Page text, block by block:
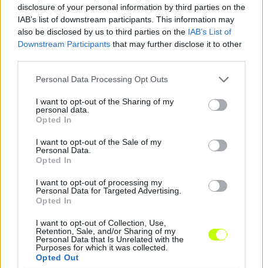
disclosure of your personal information by third parties on the
IAB’s list of downstream participants. This information may
also be disclosed by us to third parties on the IAB’s List of
Downstream Participants that may further disclose it to other
Please note that this website/app uses one or more Google
not limited to your visit or usage behaviour. You may click to
grant or deny consent to Google and its third-party tags to
use your data for below specified purposes in below Google
consent section.
Personal Data Processing Opt Outs
I want to opt-out of the Sharing of my
personal data.
Opted In
I want to opt-out of the Sale of my
Personal Data.
Opted In
I want to opt-out of processing my
Personal Data for Targeted Advertising.
Opted In
I want to opt-out of Collection, Use,
Retention, Sale, and/or Sharing of my
Personal Data that Is Unrelated with the
Purposes for which it was collected.
Opted Out
3-1-re kikapott David Beckham csapata, az
Inter Miami otthonában a Sallói Dánielt
foglalkoztató Sporting Kansas City. Az SKC
ezzel 4-1-es […]
Ötgólos mérkőzésen győzött a kapufáig jutó
magyar támadó csapata